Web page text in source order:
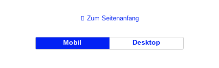
Zum Seitenanfang
Mobil Desktop